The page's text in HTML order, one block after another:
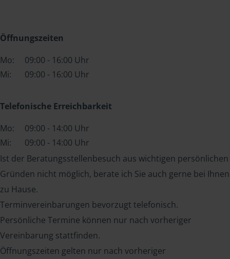
Öffnungszeiten
Mo:
09:00 - 16:00 Uhr
Mi:
09:00 - 16:00 Uhr
Telefonische Erreichbarkeit
Mo:
09:00 - 14:00 Uhr
Mi:
09:00 - 14:00 Uhr
Ist der Beratungsstellenbesuch aus wichtigen persönlichen
Gründen nicht möglich, berate ich Sie auch gerne bei Ihnen
zu Hause.
Terminvereinbarungen bevorzugt telefonisch.
Persönliche Termine können nur nach vorheriger
Vereinbarung stattfinden.
Öffnungszeiten gelten nur nach vorheriger